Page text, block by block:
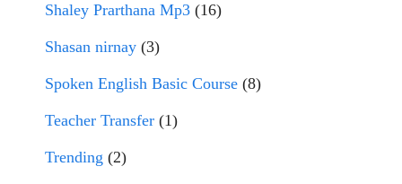
Shaley Prarthana Mp3 (16)
Shasan nirnay (3)
Spoken English Basic Course (8)
Teacher Transfer (1)
Trending (2)